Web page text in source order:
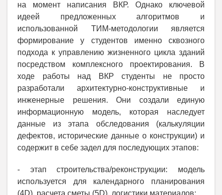
на момент написания ВКР. Однако ключевой
идеей предложенных алгоритмов и
использованной ТИМ-методологии является
формирование у студентов именно сквозного
подхода к управлению жизненного цикла зданий
посредством комплексного проектирования. В
ходе работы над ВКР студенты не просто
разработали архитектурно-конструктивные и
инженерные решения. Они создали единую
информационную модель, которая наследует
данные из этапа обследования (калькуляции
дефектов, исторические данные о конструкции) и
содержит в себе задел для последующих этапов:
- этап строительства/реконструкции: модель
используется для календарного планирования